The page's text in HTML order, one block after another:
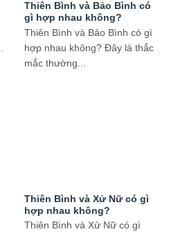
Thiên Bình và Bảo Bình có
gì hợp nhau không?
Thiên Bình và Bảo Bình có gì
hợp nhau không? Đây là thắc
mắc thường...
Thiên Bình và Xử Nữ có gì
hợp nhau không?
Thiên Bình và Xử Nữ có gì